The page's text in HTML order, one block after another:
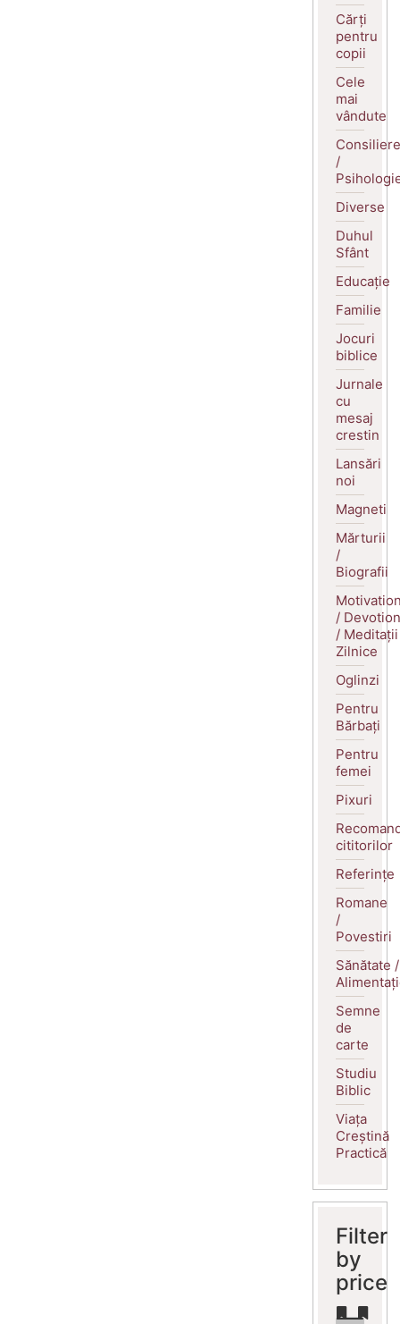
Cărți
pentru
copii
Cele
mai
vândute
Consiliere
/
Diverse
Duhul
Sfânt
Educație
Familie
Jocuri
biblice
Jurnale
cu
mesaj
crestin
Lansări
noi
Magneti
Mărturii
/
Biografii
/
/ Meditații
Zilnice
Oglinzi
Pentru
Bărbați
Pentru
femei
Pixuri
cititorilor
Referințe
Romane
/
Povestiri
Sănătate /
Semne
de
carte
Studiu
Biblic
Viața
Creștină
Practică
Filter
by
price